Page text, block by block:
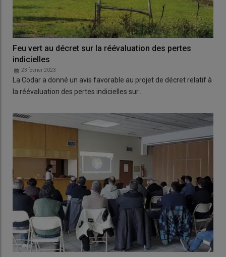
Feu vert au décret sur la réévaluation des pertes
indicielles
23 février 2023
La Codar a donné un avis favorable au projet de décret relatif à
la réévaluation des pertes indicielles sur…